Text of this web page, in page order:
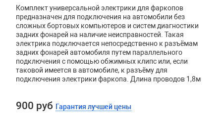
Комплект универсальной электрики для фаркопов
предназначен для подключения на автомобили без
сложных бортовых компьютеров и систем диагностики
задних фонарей на наличие неисправностей. Такая
электрика подключается непосредственно к разъёмам
задних фонарей автомобиля путем параллельного
подключения с помощью обжимных клипс или, если
таковой имеется в автомобиле, к разъёму для
подключения электрики фаркопа. Длина проводов 1,8м
900 руб Гарантия лучшей цены